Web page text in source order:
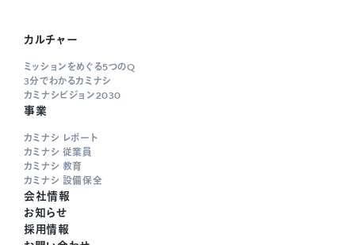
カルチャー
ミッションをめぐる5つのQ
3分でわかるカミナシ
カミナシビジョン2030
事業
カミナシ レポート
カミナシ 従業員
カミナシ 教育
カミナシ 設備保全
会社情報
お知らせ
採用情報